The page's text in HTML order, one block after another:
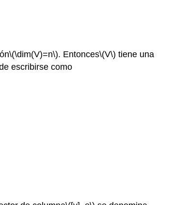
\(\dim(V)=n\). Entonces\(V\) tiene una
escribirse como